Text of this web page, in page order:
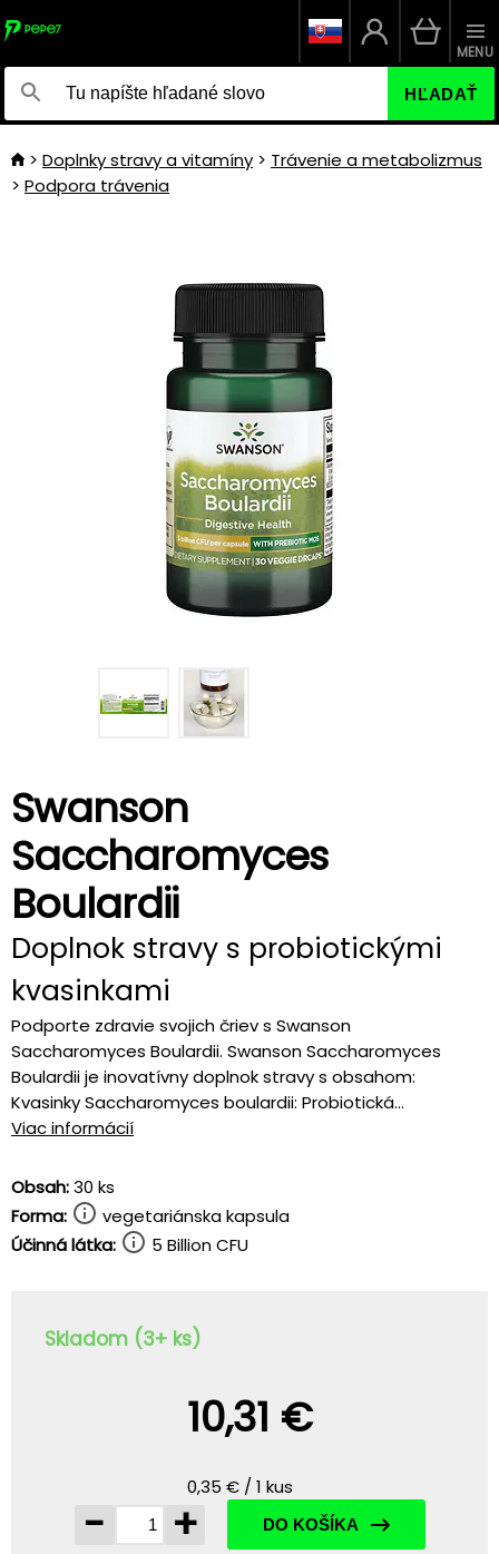
HĽADAŤ
MENU
Doplnky stravy a vitamíny
Trávenie a metabolizmus
Podpora trávenia
Swanson
Saccharomyces
Boulardii
Doplnok stravy s probiotickými
kvasinkami
Podporte zdravie svojich čriev s Swanson
Saccharomyces Boulardii. Swanson Saccharomyces
Boulardii je inovatívny doplnok stravy s obsahom:
Kvasinky Saccharomyces boulardii: Probiotická...
Viac informácií
Obsah:30 ks
Forma:
vegetariánska kapsula
Účinná látka:
5 Billion CFU
Skladom (3+ ks)
10,31 €
0,35 € / 1 kus
- + DO KOŠÍKA